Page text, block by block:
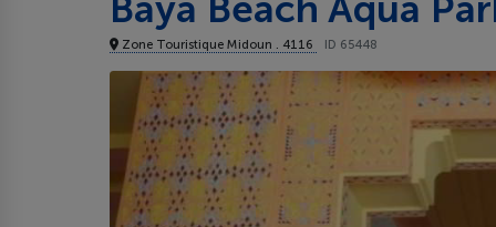
Zone Touristique Midoun . 4116 ID 65448